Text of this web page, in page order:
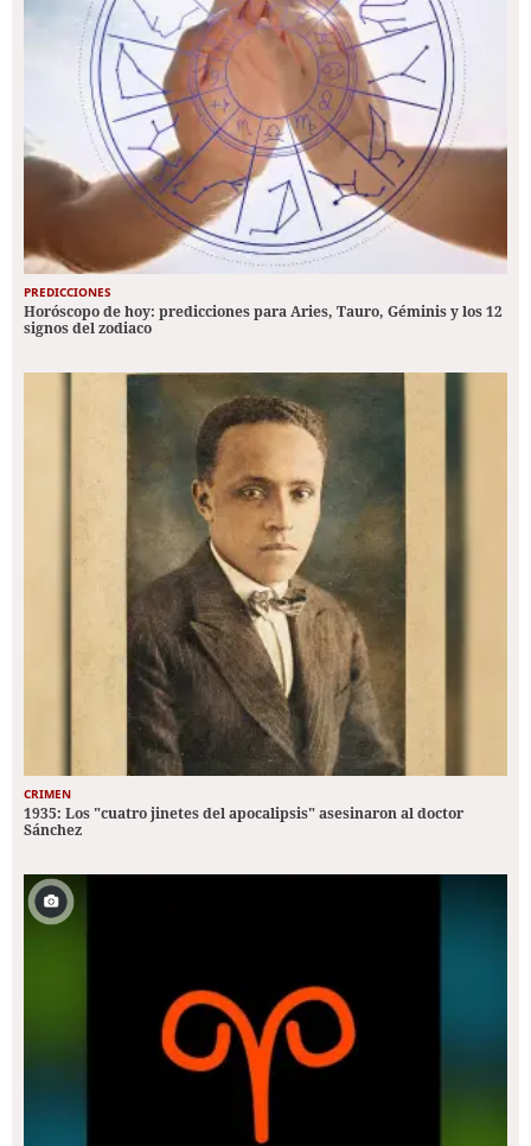
PREDICCIONES
Horóscopo de hoy: predicciones para Aries, Tauro, Géminis y los 12
signos del zodiaco
CRIMEN
1935: Los "cuatro jinetes del apocalipsis" asesinaron al doctor
Sánchez